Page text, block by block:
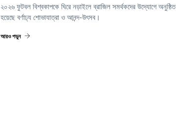
২০২৬ ফুটবল বিশ্বকাপকে ঘিরে নড়াইলে ব্রাজিল সমর্থকদের উদ্যোগে অনুষ্ঠিত
হয়েছে বর্ণাঢ্য শোভাযাত্রা ও আনন্দ-উৎসব।
আরও পড়ুন